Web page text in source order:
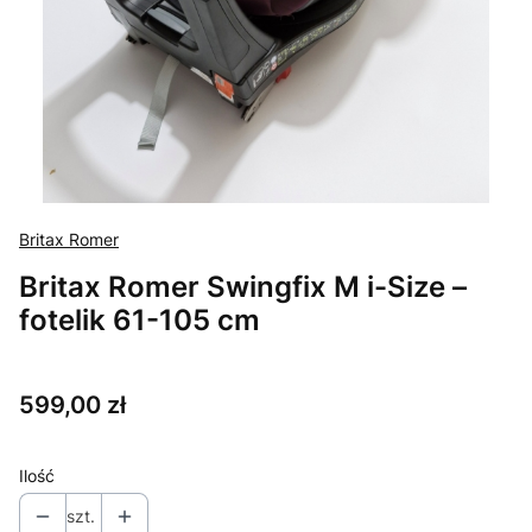
Britax Romer
Britax Romer Swingfix M i-Size –
fotelik 61-105 cm
Cena
599,00 zł
Ilość
szt.